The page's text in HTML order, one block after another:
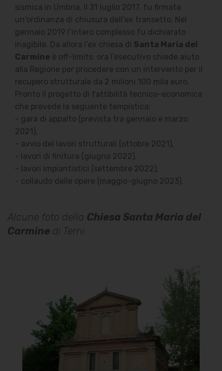
sismica in Umbria, il 31 luglio 2017, fu firmata
un'ordinanza di chiusura dell’ex transetto. Nel
gennaio 2019 l’intero complesso fu dichiarato
inagibile. Da allora l’ex chiesa di Santa Maria del
Carmine è off-limits: ora l’esecutivo chiede aiuto
alla Regione per procedere con un intervento per il
recupero strutturale da 2 milioni 100 mila euro.
Pronto il progetto di fattibilità tecnico-economica
che prevede la seguente tempistica:
- gara di appalto (prevista tra gennaio e marzo
2021),
- avvio dei lavori strutturali (ottobre 2021),
- lavori di finitura (giugno 2022),
- lavori impiantistici (settembre 2022),
- collaudo delle opere (maggio-giugno 2023).
Alcune foto della Chiesa Santa Maria del
Carmine di Terni
Chiesa Santa Maria del
Carmine
Clicca per ingrandire